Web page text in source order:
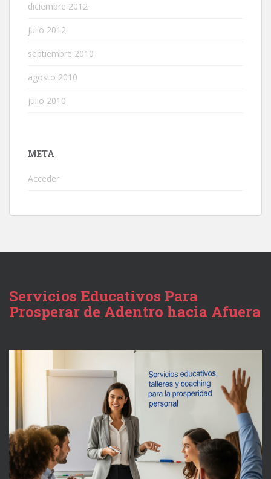
diciembre 2012
julio 2012
septiembre 2010
agosto 2010
julio 2010
META
Acceder
Servicios Educativos Para
Prosperar de Adentro hacia Afuera